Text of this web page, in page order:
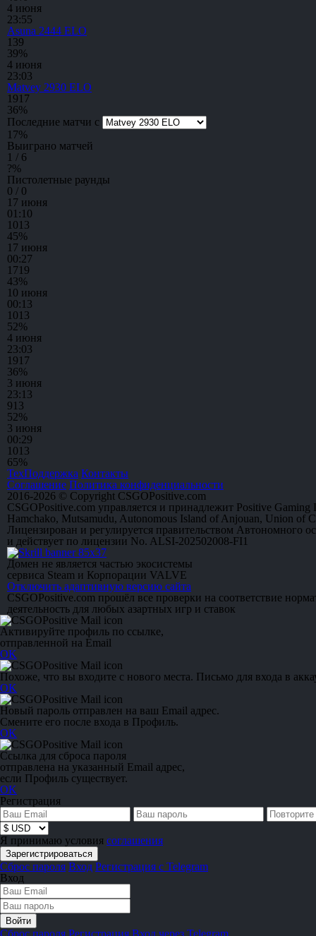
4 июня
23:55
Asuna 2444 ELO
139
39%
4 июня
23:03
Matvey 2930 ELO
1917
36%
Последние матчи с
17%
Выиграно матчей
1 / 6
?%
Пистолетные раунды
0 / 0
17 июня
01:10
1013
45%
17 июня
00:27
1719
43%
10 июня
00:13
1013
52%
4 июня
23:03
1917
36%
3 июня
23:13
913
52%
3 июня
00:29
1013
65%
ТехПоддержка Контакты
Соглашение Политика конфиденциальности
2016-2026 © Copyright CSGOPositive.com
CSGOPositive.com управляется и принадлежит Positive Gaming
Hamchako, Mutsamudu, Autonomous Island of Anjouan, Union of
Лицензирован и регулируется правительством Автономного
и действует по лицензии No. ALSI-202502008-FI1
Домен не является частью экосистемы
сервиса Steam и Корпорации VALVE
Отключить адаптивную версию сайта
CSGOPositive.com прошёл все проверки на соответствие
деятельность для любых азартных игр и ставок
Активируйте профиль по ссылке,
отправленной на Email
OK
Похоже, что вы входите с нового места. Письмо для входа в
OK
Новый пароль отправлен на ваш Email адрес.
Смените его после входа в Профиль.
OK
Ссылка для сброса пароля
отправлена на указанный Email адрес,
если Профиль существует.
OK
Регистрация
Я принимаю условия соглашения
Сброс пароля Вход Регистрация с Telegram
Вход
Сброс пароля Регистрация Вход через Telegram